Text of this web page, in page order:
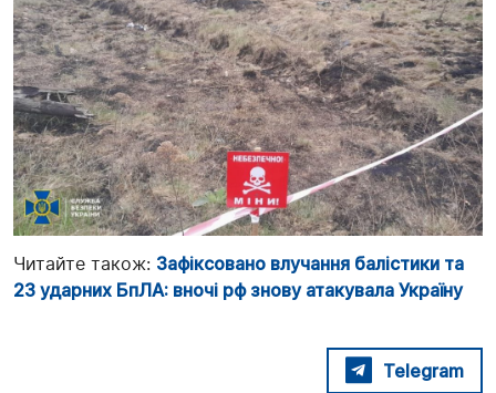
Читайте також: Зафіксовано влучання балістики та
23 ударних БпЛА: вночі рф знову атакувала Україну
Telegram